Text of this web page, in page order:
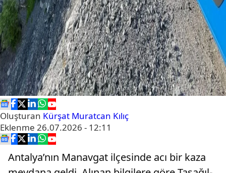
Oluşturan Kürşat Muratcan Kılıç
Eklenme 26.07.2026 - 12:11
Antalya’nın Manavgat ilçesinde acı bir kaza